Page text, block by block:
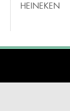
HEINEKEN